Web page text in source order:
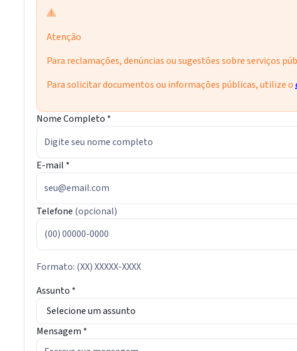
Atenção
Para reclamações, denúncias ou sugestões sobre serviços
Para solicitar documentos ou informações públicas, utilize o
Nome Completo *
E-mail *
Telefone (opcional)
Formato: (XX) XXXXX-XXXX
Assunto *
Mensagem *